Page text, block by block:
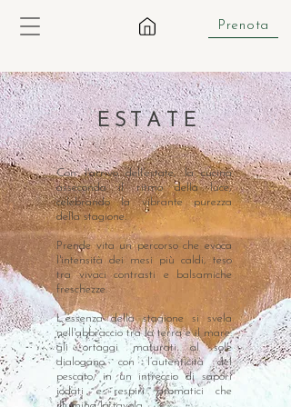
Prenota
E S T A T E
Con l'arrivo dell’estate, la cucina
asseconda il ritmo della luce,
celebrando la vibrante purezza
della stagione.
Prende vita un percorso che evoca
l'intensità dei mesi più caldi, teso
tra vivaci contrasti e balsamiche
freschezze.
L’essenza della stagione si svela
nell'abbraccio tra la terra e il mare:
gli ortaggi maturati al sole
dialogano con l’autenticità del
pescato, in un intreccio di sapori
iodati e respiri aromatici che